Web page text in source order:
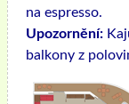
na espresso.
Upozornění:
balkony z